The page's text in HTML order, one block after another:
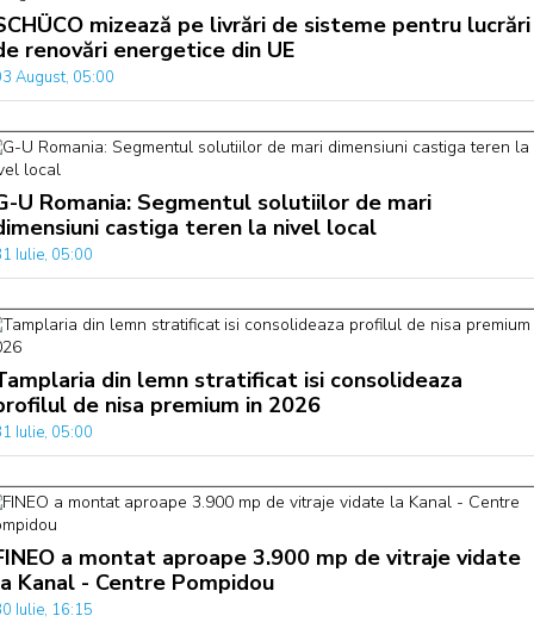
mizează pe livrări de sisteme pentru lucrări
renovări energetice din UE
August, 05:00
U Romania: Segmentul solutiilor de mari
castiga teren la nivel local
Iulie, 05:00
din lemn stratificat isi consolideaza
de nisa premium in 2026
Iulie, 05:00
a montat aproape 3.900 mp de vitraje vidate
Kanal - Centre Pompidou
Iulie, 16:15